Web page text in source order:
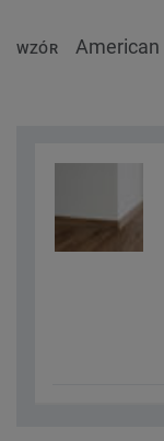
WZÓR American